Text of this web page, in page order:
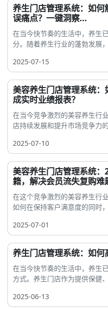
养生门店管理系统：如
误痛点？一键洞察...
在当今快节奏的生活中，养生
分。随着养生行业的蓬勃发展
2025-07-15
美容养生门店管理系统
成实时业绩报表？
在当今竞争激烈的美容养生行
店持续发展和提升市场竞争力
2025-07-10
美容养生门店管理系统
籍，解决会员流失复购难
在这个竞争激烈的美容养生行
如何在保持客户满意度的同时
2025-07-01
养生门店管理系统：如何
在当今快节奏的生活中，养生
方式。养生门店作为提供保健
2025-06-13